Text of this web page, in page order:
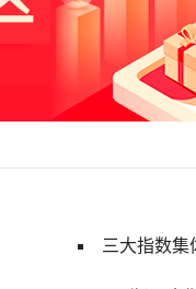
三大指数集